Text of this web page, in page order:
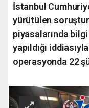
İstanbul
yürütülen
piyasalarında bilgi
yapıldığı
operasyonda 22